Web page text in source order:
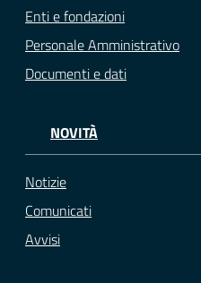
Enti e fondazioni
Personale Amministrativo
Documenti e dati
NOVITÀ
Notizie
Comunicati
Avvisi